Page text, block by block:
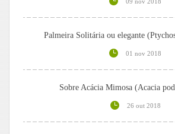
Palmeira Solitária ou elegante
01 nov 2018
Sobre Acácia Mimosa (Acacia
26 out 2018